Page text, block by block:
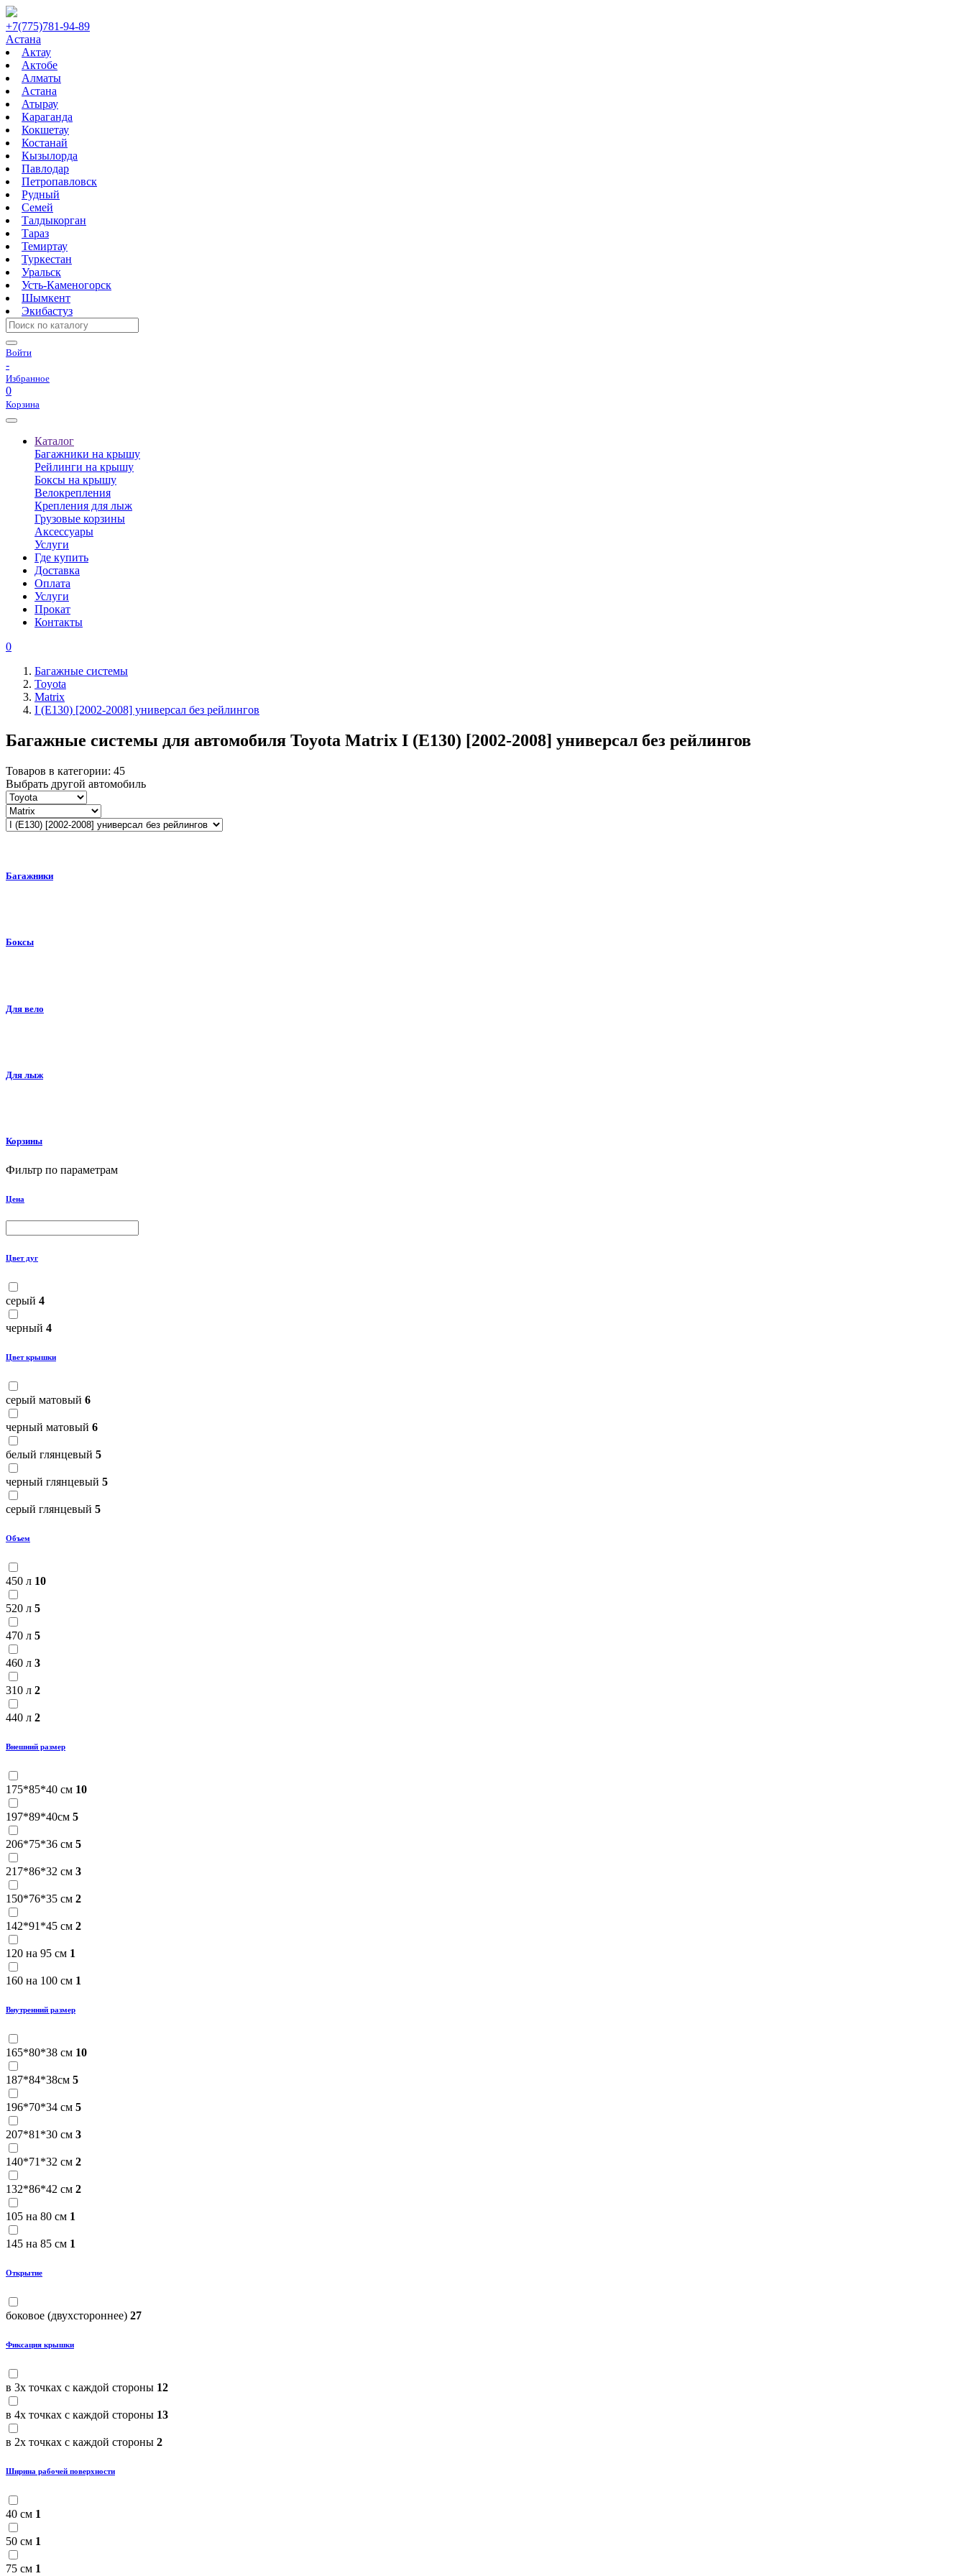
+7(775)781-94-89
Астана
Актау
Актобе
Алматы
Астана
Атырау
Караганда
Кокшетау
Костанай
Кызылорда
Павлодар
Петропавловск
Рудный
Семей
Талдыкорган
Тараз
Темиртау
Туркестан
Уральск
Усть-Каменогорск
Шымкент
Экибастуз
Войти
-
Избранное
0
Корзина
Каталог
Багажники на крышу
Рейлинги на крышу
Боксы на крышу
Велокрепления
Крепления для лыж
Грузовые корзины
Аксессуары
Услуги
Где купить
Доставка
Оплата
Услуги
Прокат
Контакты
0
Багажные системы
Toyota
Matrix
I (E130) [2002-2008] универсал без рейлингов
Багажные системы для автомобиля Toyota Matrix I (E130) [2002-2008] универсал без рейлингов
Товаров в категории: 45
Выбрать другой автомобиль
Багажники
Боксы
Для вело
Для лыж
Корзины
Фильтр по параметрам
Цена
Цвет дуг
серый 4
черный 4
Цвет крышки
серый матовый 6
черный матовый 6
белый глянцевый 5
черный глянцевый 5
серый глянцевый 5
Объем
450 л 10
520 л 5
470 л 5
460 л 3
310 л 2
440 л 2
Внешний размер
175*85*40 см 10
197*89*40см 5
206*75*36 см 5
217*86*32 см 3
150*76*35 см 2
142*91*45 см 2
120 на 95 см 1
160 на 100 см 1
Внутренний размер
165*80*38 см 10
187*84*38см 5
196*70*34 см 5
207*81*30 см 3
140*71*32 см 2
132*86*42 см 2
105 на 80 см 1
145 на 85 см 1
Открытие
боковое (двухстороннее) 27
Фиксация крышки
в 3х точках с каждой стороны 12
в 4х точках с каждой стороны 13
в 2х точках с каждой стороны 2
Ширина рабочей поверхности
40 см 1
50 см 1
75 см 1